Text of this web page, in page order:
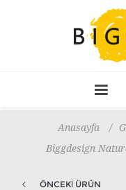
Anasayfa /
Biggdesign
ÖNCEKI ÜRÜN